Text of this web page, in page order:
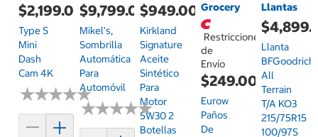
$2,199.00
Type S
Mini
Dash
Cam 4K
★★★★★
★★★★★
$9,799.00
Mikel's,
Sombrilla
Automática
Para
Automóvil
★★★★★
★★★★★
$949.00
Kirkland
Signature
Aceite
Sintético
Para
Motor
5W30 2
Botellas
Grocery
Restricciones
de
Envío
$249.00
Eurow
Paños
De
Llantas
Llanta
BFGoodrich
All
Terrain
T/A KO3
215/75R15
100/97S